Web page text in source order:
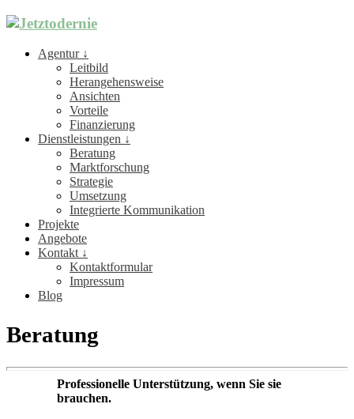
Agentur ↓
Leitbild
Herangehensweise
Ansichten
Vorteile
Finanzierung
Dienstleistungen ↓
Beratung
Marktforschung
Strategie
Umsetzung
Integrierte Kommunikation
Projekte
Angebote
Kontakt ↓
Kontaktformular
Impressum
Blog
Beratung
Professionelle Unterstützung, wenn Sie sie
brauchen.